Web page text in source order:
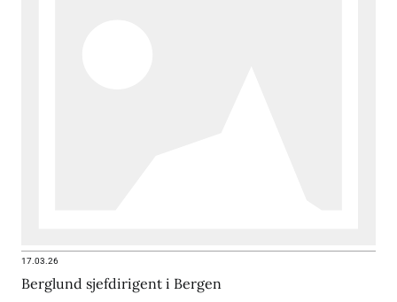
17.03.26
Berglund sjefdirigent i Bergen